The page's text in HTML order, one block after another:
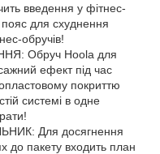
введення у фітнес-
для схуднення
обручів!
Обруч Hoola для
ефект під час
покриттю
системі в одне
Для досягнення
до пакету входить план